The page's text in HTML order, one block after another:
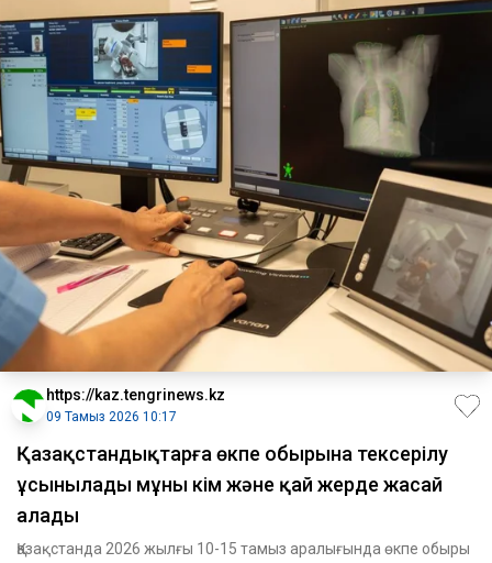
https://kaz.tengrinews.kz
09 Тамыз 2026 10:17
Қазақстандықтарға өкпе обырына тексерілу
ұсынылады мұны кім және қай жерде жасай
алады
Қазақстанда 2026 жылғы 10-15 тамыз аралығында өкпе обыры